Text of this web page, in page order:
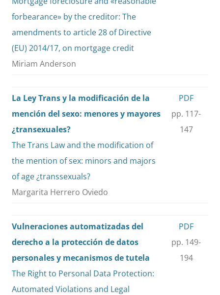
forbearance» by the creditor: The
amendments to article 28 of Directive
(EU) 2014/17, on mortgage credit
Miriam Anderson
La Ley Trans y la modificación de la
mención del sexo: menores y mayores
¿transexuales?
The Trans Law and the modification of
the mention of sex: minors and majors
of age ¿transsexuals?
Margarita Herrero Oviedo
PDF
pp. 117-
147
Vulneraciones automatizadas del
derecho a la protección de datos
personales y mecanismos de tutela
The Right to Personal Data Protection:
Automated Violations and Legal
PDF
pp. 149-
194